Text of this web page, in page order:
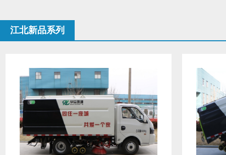
江北新品系列